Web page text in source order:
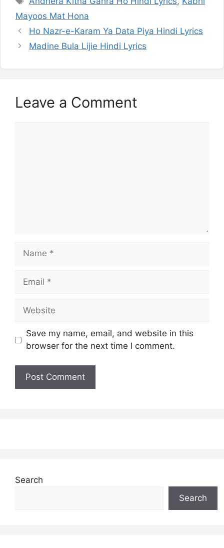
Mayoos Mat Hona
Ho Nazr-e-Karam Ya Data Piya Hindi Lyrics
Madine Bula Lijie Hindi Lyrics
Leave a Comment
Name
Email
Website
Save my name, email, and website in this
browser for the next time I comment.
Search
Search